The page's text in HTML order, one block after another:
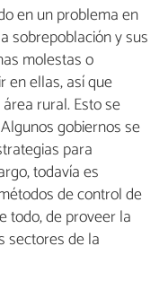
en un problema en
sobrepoblación y sus
molestas o
en ellas, así que
rural. Esto se
gobiernos se
para
todavía es
de control de
todo, de proveer la
sectores de la